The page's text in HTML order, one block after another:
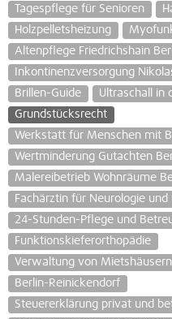
Tagespflege für Senioren
Holzpelletsheizung
Altenpflege Friedrichshain
Inkontinenzversorgung
Brillen-Guide
Ultraschall in
Grundstücksrecht
Werkstatt für Menschen mit
Wertminderung Gutachten
Malereibetrieb Wohnräume
Fachärztin für Neurologie und
24-Stunden-Pflege und
Funktionskieferorthopädie
Verwaltung von
Berlin-Reinickendorf
Steuererklärung privat und